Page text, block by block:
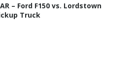
– Ford F150 vs. Lordstown
Truck